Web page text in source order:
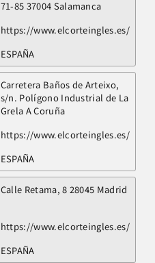
71-85 37004 Salamanca
https://www.elcorteingles.es/
ESPAÑA
Carretera Baños de Arteixo,
s/n. Polígono Industrial de La
Grela A Coruña
https://www.elcorteingles.es/
ESPAÑA
Calle Retama, 8 28045 Madrid
https://www.elcorteingles.es/
ESPAÑA